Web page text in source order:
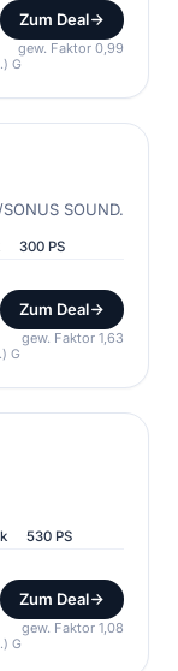
Zum Deal
gew. Faktor 0,99
G
SOUND.
300 PS
Zum Deal
gew. Faktor 1,63
G
530 PS
Zum Deal
gew. Faktor 1,08
G